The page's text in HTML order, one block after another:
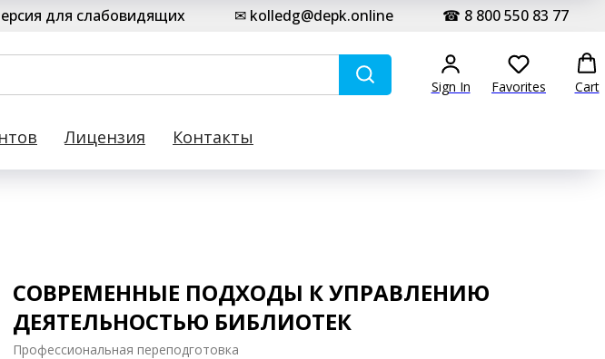
для слабовидящих ✉ kolledg@depk.online ☎ 8 800 550 83 77
Sign In Favorites Cart
Лицензия Контакты
СОВРЕМЕННЫЕ ПОДХОДЫ К УПРАВЛЕНИЮ
ДЕЯТЕЛЬНОСТЬЮ БИБЛИОТЕК
Профессиональная переподготовка